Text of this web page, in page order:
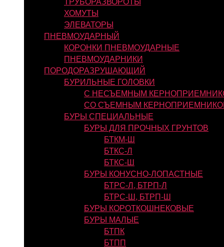
ХОМУТЫ
ЭЛЕВАТОРЫ
ПНЕВМОУДАРНЫЙ
КОРОНКИ ПНЕВМОУДАРНЫЕ
ПНЕВМОУДАРНИКИ
ПОРОДОРАЗРУШАЮЩИЙ
БУРИЛЬНЫЕ ГОЛОВКИ
С НЕСЪЕМНЫМ
СО СЪЕМНЫМ
БУРЫ СПЕЦИАЛЬНЫЕ
БУРЫ ДЛЯ ПРОЧНЫХ ГРУНТОВ
БТКМ-Ш
БТКС-Л
БТКС-Ш
БУРЫ КОНУСНО-ЛОПАСТНЫЕ
БТРС-Л, БТРП-Л
БТРС-Ш, БТРП-Ш
БУРЫ КОРОТКОШНЕКОВЫЕ
БУРЫ МАЛЫЕ
БТПК
БТПП